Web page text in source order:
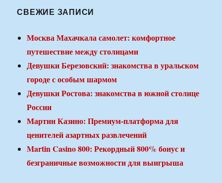
СВЕЖИЕ ЗАПИСИ
Москва Махачкала самолет: комфортное
путешествие между столицами
Девушки Березовский: знакомства в уральском
городе с особым шармом
Девушки Ростова: знакомства в южной столице
России
Мартин Казино: Премиум-платформа для
ценителей азартных развлечений
Martin Casino 800: Рекордный 800% бонус и
безграничные возможности для выигрыша